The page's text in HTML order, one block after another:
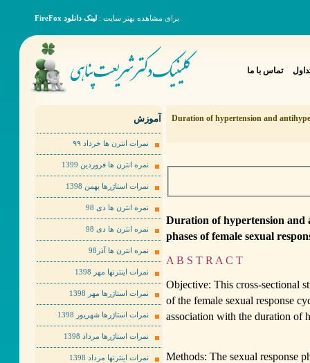
برای مشاهده بهتر سایت : لینک دانلود FireFox
تماس با ما
Duration of hypertension and
Duration of hypertension and
phases of female sexual
A B S T R A C T
Objective: This cross-sectional
of the female sexual response
association with the duration of
Methods: The sexual response
آموزش
نمرات انترن ها خرداد ٩٩
نمره انترن ها فروردین 1399
نمرات استاژرها بهمن 1398
نمره انترن ها دی 98
نمره انترن ها دی 98
نمره انترن ها آذر98
نمرات اینترنها مهر 1398
نمرات استاژرها مهر 1398
نمرات استاژرها شهریور 1398
نمرات استاژرها مرداد 1398
نمرات اینترنها مرداد 1398